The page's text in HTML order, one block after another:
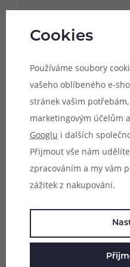
Upozornění:
výhradně pro
Uvedené
orientační a není
jinými modely
Parametry
Cookies
Používáme soubory
vašeho oblíbeného e-
stránek vašim
marketingovým účelům
Googlu i dalších
Přijmout vše nám
zpracováním a my vám
zážitek z nakupování.